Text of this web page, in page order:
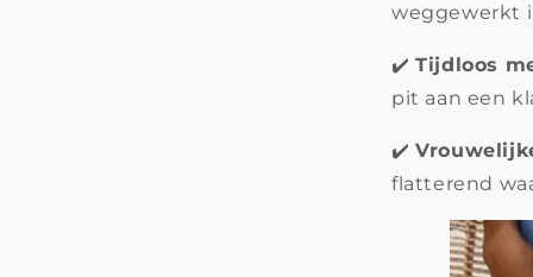
weggewerkt
✔️Tijdloos
pit aan een
✔️
flatterend